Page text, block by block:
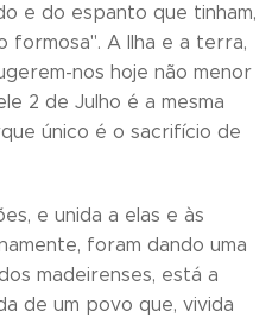
e do espanto que tinham,
formosa". A Ilha e a terra,
nos hoje não menor
2 de Julho é a mesma
único é o sacrifício de
e unida a elas e às
foram dando uma
madeirenses, está a
de um povo que, vivida